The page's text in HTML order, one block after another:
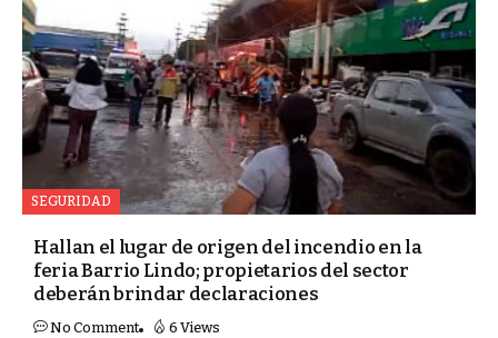
SEGURIDAD
Hallan el lugar de origen del incendio en la
feria Barrio Lindo; propietarios del sector
deberán brindar declaraciones
No Comment 6 Views